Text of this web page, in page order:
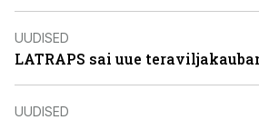
UUDISED
LATRAPS sai uue
UUDISED